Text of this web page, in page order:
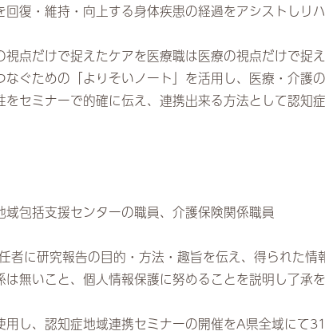
復・維持・向上する身体疾患の経過をアシストしリ
点だけで捉えたケアを医療職は医療の視点だけで捉
ぐための「よりそいノート」を活用し、医療・介護
セミナーで的確に伝え、連携出来る方法として認知
包括支援センターの職員、介護保険関係職員
者に研究報告の目的・方法・趣旨を伝え、得られた情
無いこと、個人情報保護に努めることを説明し了承を
し、認知症地域連携セミナーの開催をA県全域にて